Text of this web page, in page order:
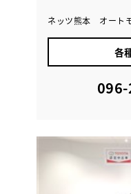
ネッツ熊本 オート
各